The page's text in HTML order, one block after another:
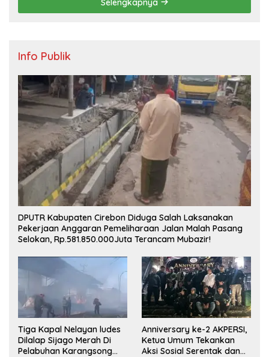
Selengkapnya
Info Publik
DPUTR Kabupaten Cirebon Diduga Salah Laksanakan
Pekerjaan Anggaran Pemeliharaan Jalan Malah Pasang
Selokan, Rp.581.850.000Juta Terancam Mubazir!
Tiga Kapal Nelayan ludes
Dilalap Sijago Merah Di
Pelabuhan Karangsong
Anniversary ke-2 AKPERSI,
Ketua Umum Tekankan
Aksi Sosial Serentak dan